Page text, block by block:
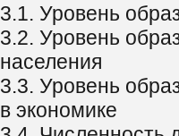
3.1. Уровень
3.2. Уровень
населения
3.3. Уровень
в экономике